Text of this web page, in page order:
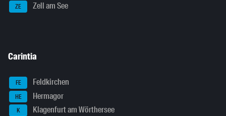
ZE Zell am See
Carintia
FE Feldkirchen
HE Hermagor
K Klagenfurt am Wörthersee